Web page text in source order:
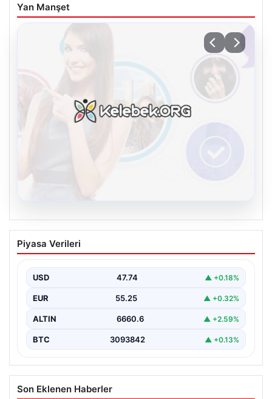
Yan Manşet
08.08.2026
Kelebek chat adresi İle Sanal İletişimin
Güvenli Adresi Ve Chat Deneyimi
kurması ciddi bir değer barındırmaktadır. Günümüzde
birçok…
Piyasa Verileri
USD 47.74 ▲ +0.18%
EUR 55.25 ▲ +0.32%
ALTIN 6660.6 ▲ +2.59%
BTC 3093842 ▲ +0.13%
Son Eklenen Haberler